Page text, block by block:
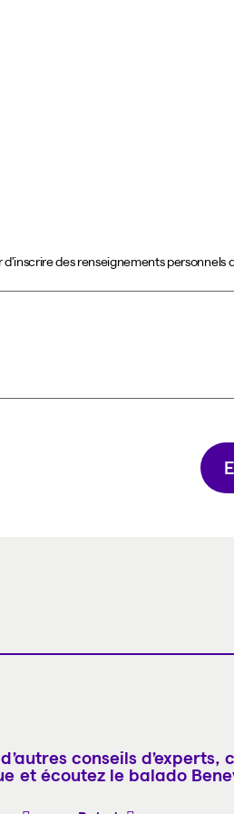
des renseignements personnels
conseils d’experts,
et écoutez le balado